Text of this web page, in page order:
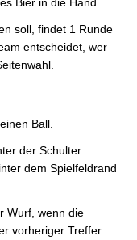
soll, findet 1 Runde
entscheidet, wer
Ball.
der Schulter
dem Spielfeldrand
Wurf, wenn die
vorheriger Treffer